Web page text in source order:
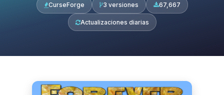
CurseForge 3 versiones 67,667
Actualizaciones diarias